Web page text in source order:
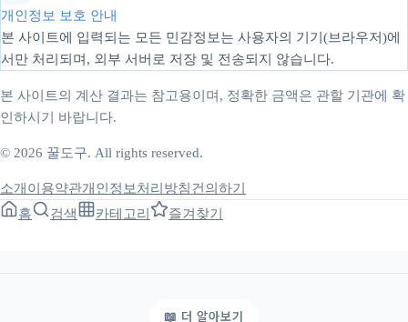
개인정보 보호 안내
본 사이트에 입력되는 모든 민감정보는 사용자의 기기(브라우저)에
서만 처리되며, 외부 서버로 저장 및 전송되지 않습니다.
본 사이트의 계산 결과는 참고용이며, 정확한 금액은 관할 기관에 확
인하시기 바랍니다.
© 2026 꿀도구. All rights reserved.
소개 이용약관개인정보처리방침건의하기
홈
검색 카테고리 즐겨찾기